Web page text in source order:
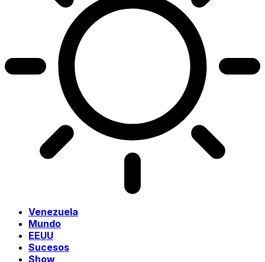
Venezuela
Mundo
EEUU
Sucesos
Show